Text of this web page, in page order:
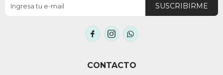
CONTACTO
SUSCRIBIRME
  